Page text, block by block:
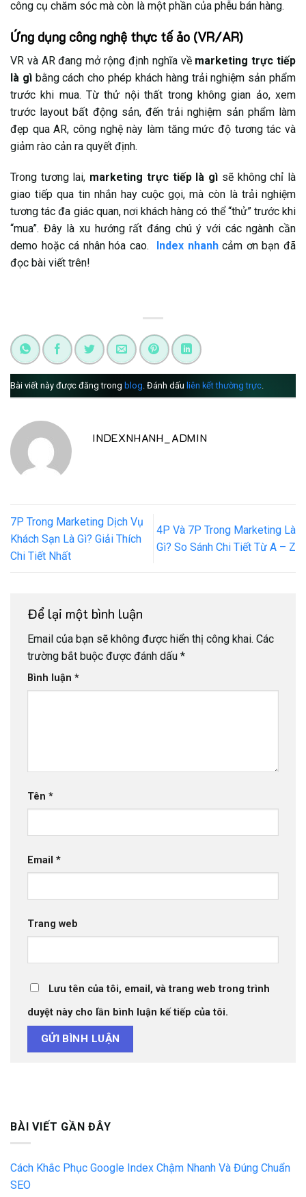
công cụ chăm sóc mà còn là một phần của phễu bán hàng.
Ứng dụng công nghệ thực tế ảo (VR/AR)
VR và AR đang mở rộng định nghĩa về marketing trực tiếp
là gìbằng cách cho phép khách hàng trải nghiệm sản phẩm
trước khi mua. Từ thử nội thất trong không gian ảo, xem
trước layout bất động sản, đến trải nghiệm sản phẩm làm
đẹp qua AR, công nghệ này làm tăng mức độ tương tác và
giảm rào cản ra quyết định.
Trong tương lai, marketing trực tiếp là gì sẽ không chỉ là
giao tiếp qua tin nhắn hay cuộc gọi, mà còn là trải nghiệm
tương tác đa giác quan, nơi khách hàng có thể “thử” trước khi
“mua”. Đây là xu hướng rất đáng chú ý với các ngành cần
demo hoặc cá nhân hóa cao.
Index nhanhcảm ơn bạn đã
đọc bài viết trên!
Bài viết này được đăng trong blog . Đánh dấu liên kết thường trực
INDEXNHANH_ADMIN
7P Trong Marketing Dịch Vụ
Khách Sạn Là Gì? Giải Thích
Chi Tiết Nhất
4P Và 7P Trong Marketing Là
Gì? So Sánh Chi Tiết Từ A – Z
Để lại một bình luận
Email của bạn sẽ không được hiển thị công khai. Các
trường bắt buộc được đánh dấu *
Bình luận *
Tên *
Email *
Trang web
Lưu tên của tôi, email, và trang web trong trình
duyệt này cho lần bình luận kế tiếp của tôi.
BÀI VIẾT GẦN ĐÂY
Cách Khắc Phục Google Index Chậm Nhanh Và Đúng Chuẩn
SEO